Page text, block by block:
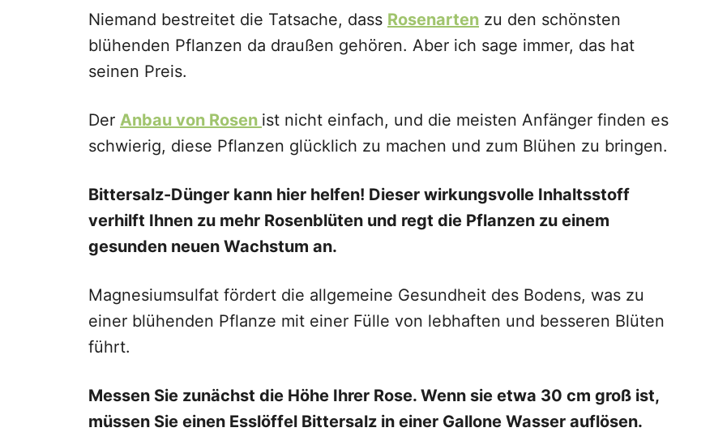
Niemand bestreitet die Tatsache, dass Rosenarten zu den schönsten
blühenden Pflanzen da draußen gehören. Aber ich sage immer, das hat
seinen Preis.
Der Anbau von Rosen ist nicht einfach, und die meisten Anfänger finden es
schwierig, diese Pflanzen glücklich zu machen und zum Blühen zu bringen.
Bittersalz-Dünger kann hier helfen! Dieser wirkungsvolle Inhaltsstoff
verhilft Ihnen zu mehr Rosenblüten und regt die Pflanzen zu einem
gesunden neuen Wachstum an.
Magnesiumsulfat fördert die allgemeine Gesundheit des Bodens, was zu
einer blühenden Pflanze mit einer Fülle von lebhaften und besseren Blüten
führt.
Messen Sie zunächst die Höhe Ihrer Rose. Wenn sie etwa 30 cm groß ist,
müssen Sie einen Esslöffel Bittersalz in einer Gallone Wasser auflösen.